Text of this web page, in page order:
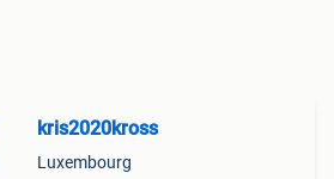
kris2020kross
Luxembourg